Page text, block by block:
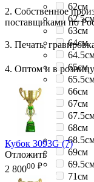
62см
63см
64см
65см
66см
67см
68см
69см
71см
2. Собственное
поставщиками по
3. Печать,
4. Оптом и в
Кубок 3093G (7)
Отложить
2 80000 ₽